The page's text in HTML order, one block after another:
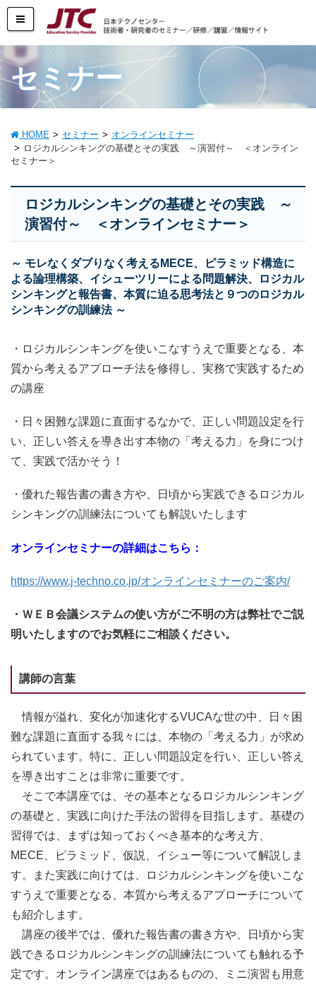
セミナー
HOME セミナー
オンラインセミナー
ロジカルシンキングの基礎とその実践 ～演習付～ ＜オンライン
セミナー＞
ロジカルシンキングの基礎とその実践 ～
演習付～ ＜オンラインセミナー＞
～ モレなくダブりなく考えるMECE、ピラミッド構造に
よる論理構築、イシューツリーによる問題解決、ロジカル
シンキングと報告書、本質に迫る思考法と９つのロジカル
シンキングの訓練法 ～
・ロジカルシンキングを使いこなすうえで重要となる、本
質から考えるアプローチ法を修得し、実務で実践するため
の講座
・日々困難な課題に直面するなかで、正しい問題設定を行
い、正しい答えを導き出す本物の「考える力」を身につけ
て、実践で活かそう！
・優れた報告書の書き方や、日頃から実践できるロジカル
シンキングの訓練法についても解説いたします
オンラインセミナーの詳細はこちら：
https://www.j-techno.co.jp/オンラインセミナーのご案内/
・ＷＥＢ会議システムの使い方がご不明の方は弊社でご説
明いたしますのでお気軽にご相談ください。
講師の言葉
情報が溢れ、変化が加速化するVUCAな世の中、日々困
難な課題に直面する我々には、本物の「考える力」が求め
られています。特に、正しい問題設定を行い、正しい答え
を導き出すことは非常に重要です。
そこで本講座では、その基本となるロジカルシンキング
の基礎と、実践に向けた手法の習得を目指します。基礎の
習得では、まずは知っておくべき基本的な考え方、
MECE、ピラミッド、仮説、イシュー等について解説しま
す。また実践に向けては、ロジカルシンキングを使いこな
すうえで重要となる、本質から考えるアプローチについて
も紹介します。
講座の後半では、優れた報告書の書き方や、日頃から実
践できるロジカルシンキングの訓練法についても触れる予
定です。オンライン講座ではあるものの、ミニ演習も用意